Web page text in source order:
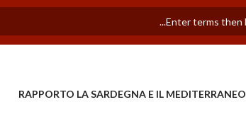
RAPPORTO LA SARDEGNA E IL MEDITERRANEO